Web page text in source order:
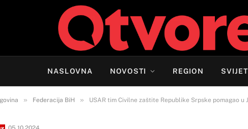
NASLOVNA NOVOSTI REGION SVIJET
» Federacija BiH » USAR tim Civilne zaštite Republike Srpske pomagao